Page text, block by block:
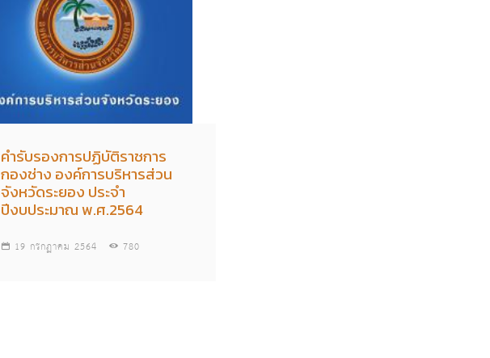
คำรับรองการปฏิบัติราชการ
กองช่าง องค์การบริหารส่วน
จังหวัดระยอง ประจำ
ปีงบประมาณ พ.ศ.2564
19 กรกฏาคม 2564 780